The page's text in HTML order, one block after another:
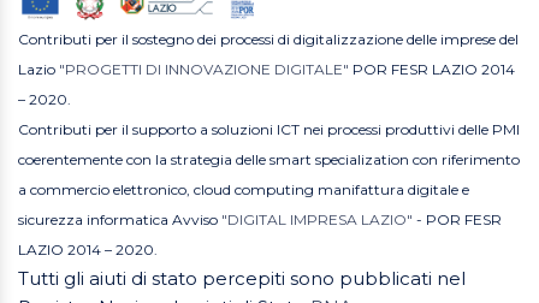
Contributi per il sostegno dei processi di digitalizzazione delle imprese del
Lazio "PROGETTI DI INNOVAZIONE DIGITALE" POR FESR LAZIO 2014
– 2020.
Contributi per il supporto a soluzioni ICT nei processi produttivi delle PMI
coerentemente con la strategia delle smart specialization con riferimento
a commercio elettronico, cloud computing manifattura digitale e
sicurezza informatica Avviso "DIGITAL IMPRESA LAZIO" - POR FESR
LAZIO 2014 – 2020.
Tutti gli aiuti di stato percepiti sono pubblicati nel